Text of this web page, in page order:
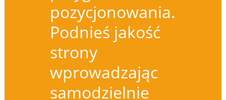
pozycjonowania.
Podnieś jakość
strony
wprowadzając
samodzielnie